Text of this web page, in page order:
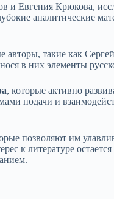
и Евгения Крюкова,
аналитические
авторы, такие как
в них элементы
, которые активно
подачи и
позволяют им
к литературе